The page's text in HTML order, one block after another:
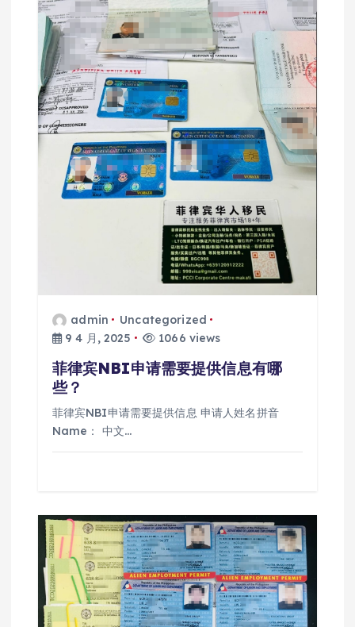
admin
Uncategorized
9 4 月, 2025
1066 views
菲律宾NBI申请需要提供信息有哪
些？
菲律宾NBI申请需要提供信息 申请人姓名拼音
Name： 中文…